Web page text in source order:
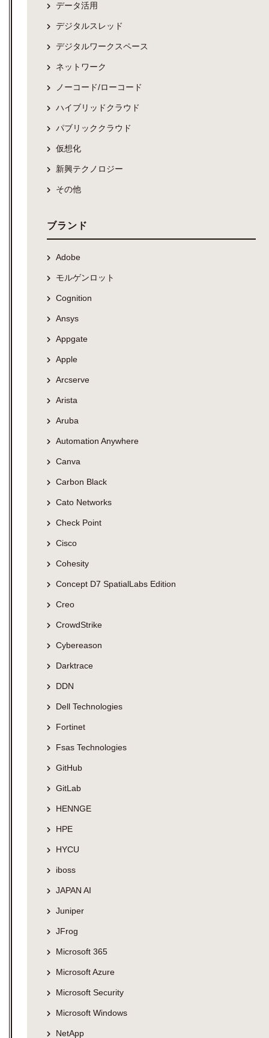
データ活用
デジタルスレッド
デジタルワークスペース
ネットワーク
ノーコード/ローコード
ハイブリッドクラウド
パブリッククラウド
仮想化
新興テクノロジー
その他
ブランド
Adobe
モルゲンロット
Cognition
Ansys
Appgate
Apple
Arcserve
Arista
Aruba
Automation Anywhere
Canva
Carbon Black
Cato Networks
Check Point
Cisco
Cohesity
Concept D7 SpatialLabs Edition
Creo
CrowdStrike
Cybereason
Darktrace
DDN
Dell Technologies
Fortinet
Fsas Technologies
GitHub
GitLab
HENNGE
HPE
HYCU
iboss
JAPAN AI
Juniper
JFrog
Microsoft 365
Microsoft Azure
Microsoft Security
Microsoft Windows
NetApp